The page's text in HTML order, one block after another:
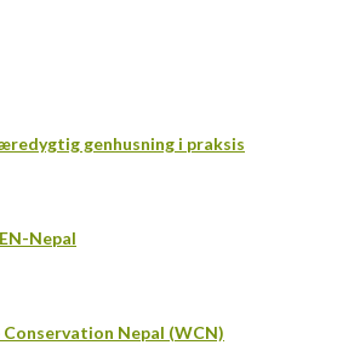
genhusning i praksis
Nepal
Nepal (WCN)